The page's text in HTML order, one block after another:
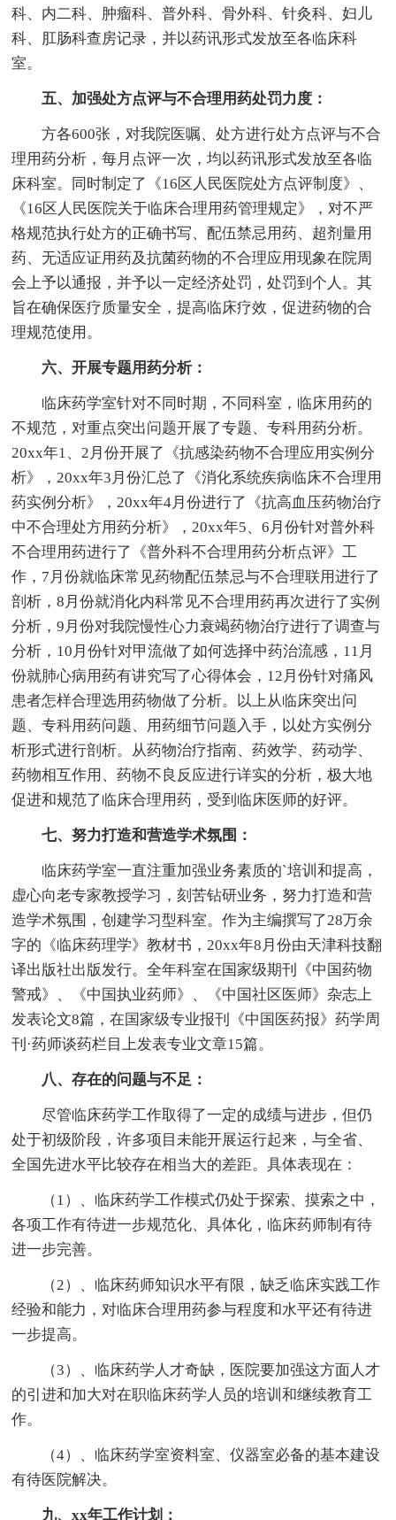
科、内二科、肿瘤科、普外科、骨外科、针灸科、妇儿
科、肛肠科查房记录，并以药讯形式发放至各临床科
室。
五、加强处方点评与不合理用药处罚力度：
方各600张，对我院医嘱、处方进行处方点评与不合
理用药分析，每月点评一次，均以药讯形式发放至各临
床科室。同时制定了《16区人民医院处方点评制度》、
《16区人民医院关于临床合理用药管理规定》，对不严
格规范执行处方的正确书写、配伍禁忌用药、超剂量用
药、无适应证用药及抗菌药物的不合理应用现象在院周
会上予以通报，并予以一定经济处罚，处罚到个人。其
旨在确保医疗质量安全，提高临床疗效，促进药物的合
理规范使用。
六、开展专题用药分析：
临床药学室针对不同时期，不同科室，临床用药的
不规范，对重点突出问题开展了专题、专科用药分析。
20xx年1、2月份开展了《抗感染药物不合理应用实例分
析》，20xx年3月份汇总了《消化系统疾病临床不合理用
药实例分析》，20xx年4月份进行了《抗高血压药物治疗
中不合理处方用药分析》，20xx年5、6月份针对普外科
不合理用药进行了《普外科不合理用药分析点评》工
作，7月份就临床常见药物配伍禁忌与不合理联用进行了
剖析，8月份就消化内科常见不合理用药再次进行了实例
分析，9月份对我院慢性心力衰竭药物治疗进行了调查与
分析，10月份针对甲流做了如何选择中药治流感，11月
份就肺心病用药有讲究写了心得体会，12月份针对痛风
患者怎样合理选用药物做了分析。以上从临床突出问
题、专科用药问题、用药细节问题入手，以处方实例分
析形式进行剖析。从药物治疗指南、药效学、药动学、
药物相互作用、药物不良反应进行详实的分析，极大地
促进和规范了临床合理用药，受到临床医师的好评。
七、努力打造和营造学术氛围：
临床药学室一直注重加强业务素质的`培训和提高，
虚心向老专家教授学习，刻苦钻研业务，努力打造和营
造学术氛围，创建学习型科室。作为主编撰写了28万余
字的《临床药理学》教材书，20xx年8月份由天津科技翻
译出版社出版发行。全年科室在国家级期刊《中国药物
警戒》、《中国执业药师》、《中国社区医师》杂志上
发表论文8篇，在国家级专业报刊《中国医药报》药学周
刊·药师谈药栏目上发表专业文章15篇。
八、存在的问题与不足：
尽管临床药学工作取得了一定的成绩与进步，但仍
处于初级阶段，许多项目未能开展运行起来，与全省、
全国先进水平比较存在相当大的差距。具体表现在：
（1）、临床药学工作模式仍处于探索、摸索之中，
各项工作有待进一步规范化、具体化，临床药师制有待
进一步完善。
（2）、临床药师知识水平有限，缺乏临床实践工作
经验和能力，对临床合理用药参与程度和水平还有待进
一步提高。
（3）、临床药学人才奇缺，医院要加强这方面人才
的引进和加大对在职临床药学人员的培训和继续教育工
作。
（4）、临床药学室资料室、仪器室必备的基本建设
有待医院解决。
九、xx年工作计划：